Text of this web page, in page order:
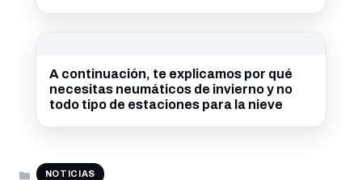
A continuación, te explicamos por qué
necesitas neumáticos de invierno y no
todo tipo de estaciones para la nieve
CATEGORÍAS
NOTICIAS